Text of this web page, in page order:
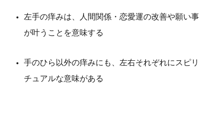
左手の痒みは、人間関係・恋愛運の改善や願い事
が叶うことを意味する
手のひら以外の痒みにも、左右それぞれにスピリ
チュアルな意味がある